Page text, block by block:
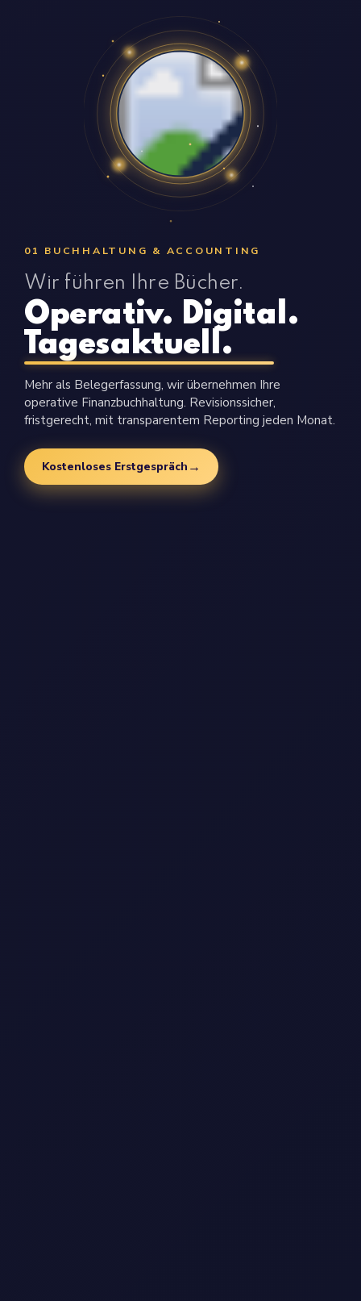
01 BUCHHALTUNG & ACCOUNTING
Wir führen Ihre Bücher.
Operativ. Digital.
Tagesaktuell.
Mehr als Belegerfassung, wir übernehmen Ihre
operative Finanzbuchhaltung. Revisionssicher,
fristgerecht, mit transparentem Reporting jeden Monat.
Kostenloses Erstgespräch →